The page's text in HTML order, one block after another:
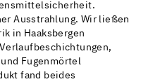
Ausstrahlung. Wir ließen
in Haaksbergen
Fugenmörtel
fand beides